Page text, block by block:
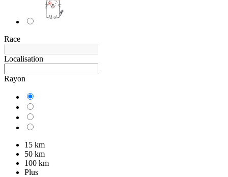
Race
Localisation
Rayon
15 km
50 km
100 km
Plus